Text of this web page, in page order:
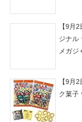
【9月
ジナル
メガジ
【9月
ク菓子